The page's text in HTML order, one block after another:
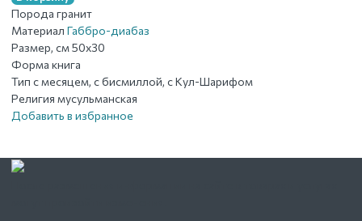
Порода гранит
Материал Габбро-диабаз
Размер, см50х30
Форма книга
Тип с месяцем, с бисмиллой, с Кул-Шарифом
Религия мусульманская
Добавить в избранное